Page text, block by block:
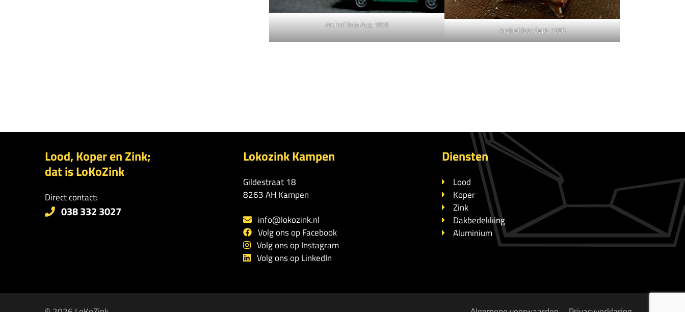
Archief foto Aug. 1996
Archief foto Sept. 1996
Lood, Koper en Zink;
dat is LoKoZink
Direct contact:
038 332 3027
Lokozink Kampen
Gildestraat 18
8263 AH Kampen
info@lokozink.nl
Volg ons op Facebook
Volg ons op Instagram
Volg ons op LinkedIn
Diensten
Lood
Koper
Zink
Dakbedekking
Aluminium